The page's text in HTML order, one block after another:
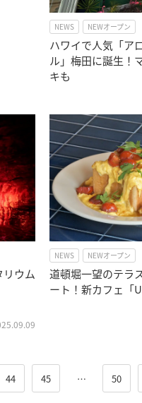
NEWS NEWオープン
ハワイで人気「ア
ル」梅田に誕生！
キも
ウム
NEWS NEWオープン
道頓堀一望のテラ
ート！新カフェ「
44 45 … 50